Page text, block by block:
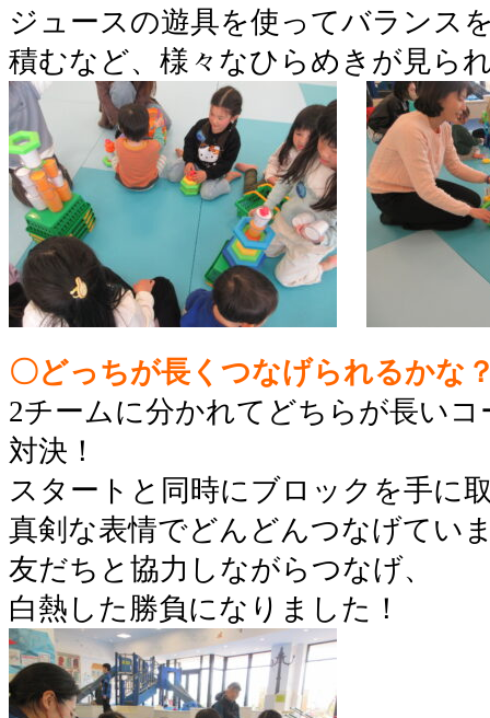
ジュースの遊具を使ってバランス
積むなど、様々なひらめきが見ら
〇どっちが長くつなげられるかな
2チームに分かれてどちらが長い
対決！
スタートと同時にブロックを手に
真剣な表情でどんどんつなげてい
友だちと協力しながらつなげ、
白熱した勝負になりました！